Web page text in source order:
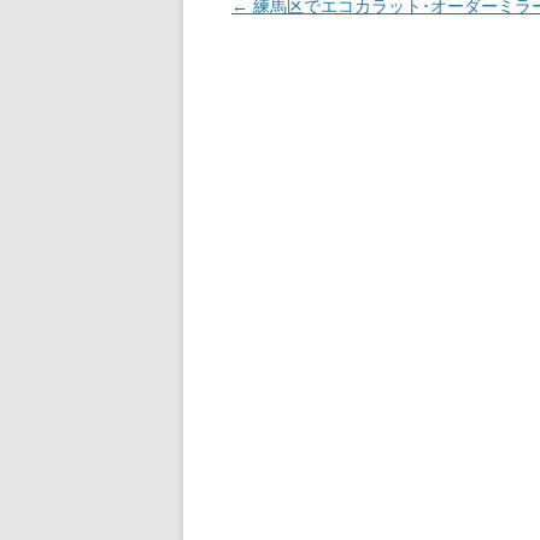
投稿ナビゲーション
← 練馬区でエコカラット･オーダーミラ